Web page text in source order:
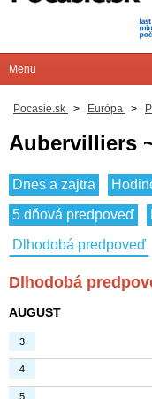
Pocasie.sk > Európa >
Aubervilliers
Dnes a zajtra
5 dňová predpoveď
Dlhodobá predpoveď
Dlhodobá
AUGUST
3
4
5